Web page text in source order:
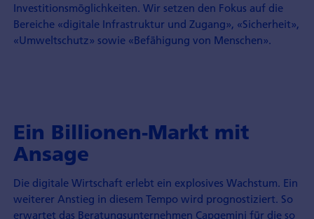
Investitions­möglichkeiten. Wir setzen den Fokus auf die
Bereiche «digitale Infrastruktur und Zugang», «Sicherheit»,
«Umwelt­schutz» sowie «Befähigung von Menschen».
Ein Billionen-Markt mit
Ansage
Die digitale Wirtschaft erlebt ein explosives Wachstum. Ein
weiterer Anstieg in diesem Tempo wird prognostiziert. So
erwartet das Beratungs­unternehmen Capgemini für die so